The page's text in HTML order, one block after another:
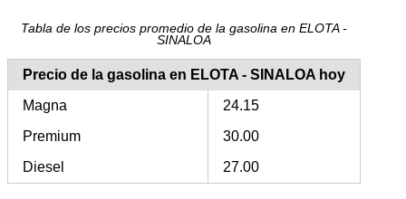
Tabla de los precios promedio de la gasolina en ELOTA -
SINALOA
Precio de la gasolina en ELOTA - SINALOA hoy
Magna
24.15
Premium
30.00
Diesel
27.00